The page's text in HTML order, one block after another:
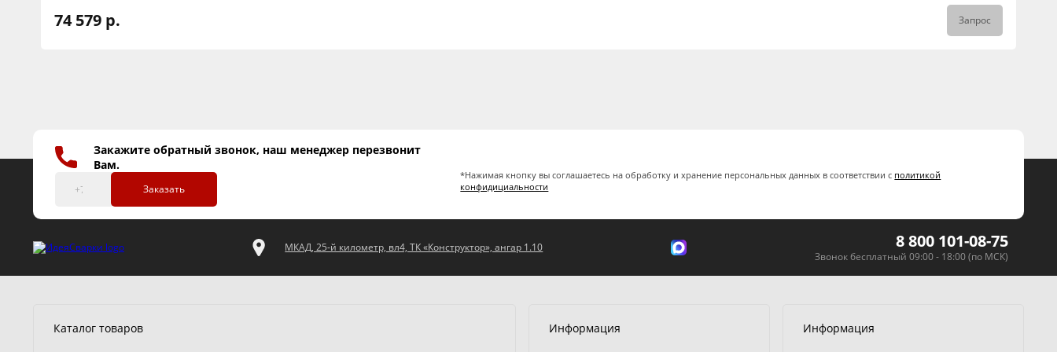
74 579 р. Запрос
Закажите обратный звонок, наш менеджер перезвонит
Вам.
Заказать
*Нажимая кнопку вы соглашаетесь на обработку и хранение персональных данных в соответствии с политикой
конфидициальности
МКАД, 25-й километр, вл4, ТК «Конструктор», ангар 1.10 8 800 101-08-75
Звонок бесплатный 09:00 - 18:00 (по МСК)
Каталог товаров Информация Информация